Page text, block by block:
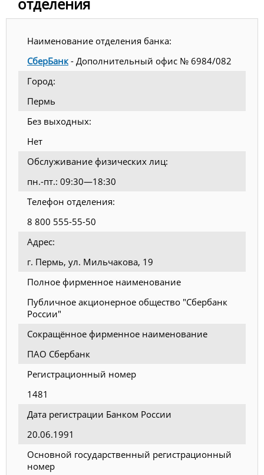
Наименование отделения банка:
СберБанк - Дополнительный офис № 6984/082
Город:
Пермь
Без выходных:
Нет
Обслуживание физических лиц:
пн.-пт.: 09:30—18:30
Телефон отделения:
8 800 555-55-50
Адрес:
г. Пермь, ул. Мильчакова, 19
Полное фирменное наименование
Публичное акционерное общество "Сбербанк
России"
Сокращённое фирменное наименование
ПАО Сбербанк
Регистрационный номер
1481
Дата регистрации Банком России
20.06.1991
Основной государственный регистрационный
номер